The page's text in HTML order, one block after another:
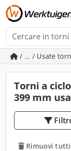
/ ... / Usate
Torni a
399 mm
Rimuovi